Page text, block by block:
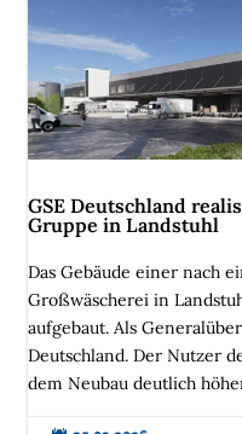
GSE Deutschland
Gruppe in Landstuhl
Das Gebäude einer nach
Großwäscherei in
aufgebaut. Als
Deutschland. Der Nutzer
dem Neubau deutlich